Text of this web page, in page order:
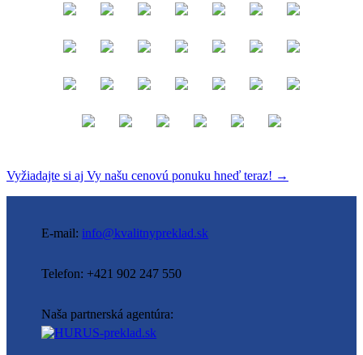
Vyžiadajte si aj Vy našu cenovú ponuku hneď teraz! →
E-mail:info@kvalitnypreklad.sk
Telefon: +421 902 247 550
Naša partnerská agentúra: